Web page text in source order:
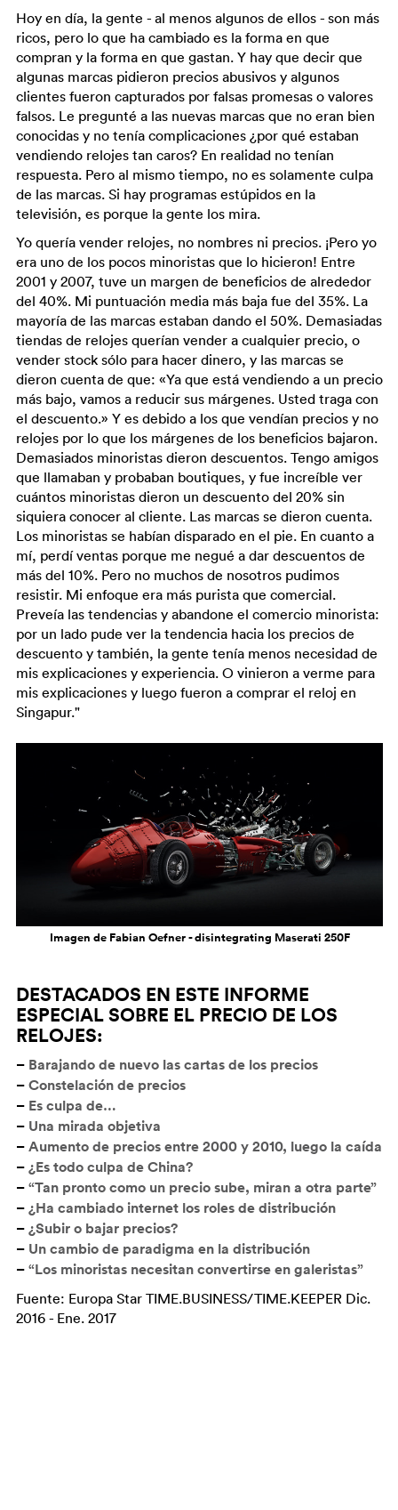
Hoy en día, la gente - al menos algunos de ellos - son más
ricos, pero lo que ha cambiado es la forma en que
compran y la forma en que gastan. Y hay que decir que
algunas marcas pidieron precios abusivos y algunos
clientes fueron capturados por falsas promesas o valores
falsos. Le pregunté a las nuevas marcas que no eran bien
conocidas y no tenía complicaciones ¿por qué estaban
vendiendo relojes tan caros? En realidad no tenían
respuesta. Pero al mismo tiempo, no es solamente culpa
de las marcas. Si hay programas estúpidos en la
televisión, es porque la gente los mira.
Yo quería vender relojes, no nombres ni precios. ¡Pero yo
era uno de los pocos minoristas que lo hicieron! Entre
2001 y 2007, tuve un margen de beneficios de alrededor
del 40%. Mi puntuación media más baja fue del 35%. La
mayoría de las marcas estaban dando el 50%. Demasiadas
tiendas de relojes querían vender a cualquier precio, o
vender stock sólo para hacer dinero, y las marcas se
dieron cuenta de que: «Ya que está vendiendo a un precio
más bajo, vamos a reducir sus márgenes. Usted traga con
el descuento.» Y es debido a los que vendían precios y no
relojes por lo que los márgenes de los beneficios bajaron.
Demasiados minoristas dieron descuentos. Tengo amigos
que llamaban y probaban boutiques, y fue increíble ver
cuántos minoristas dieron un descuento del 20% sin
siquiera conocer al cliente. Las marcas se dieron cuenta.
Los minoristas se habían disparado en el pie. En cuanto a
mí, perdí ventas porque me negué a dar descuentos de
más del 10%. Pero no muchos de nosotros pudimos
resistir. Mi enfoque era más purista que comercial.
Preveía las tendencias y abandone el comercio minorista:
por un lado pude ver la tendencia hacia los precios de
descuento y también, la gente tenía menos necesidad de
mis explicaciones y experiencia. O vinieron a verme para
mis explicaciones y luego fueron a comprar el reloj en
Singapur."
Imagen de Fabian Oefner - disintegrating Maserati 250F
DESTACADOS EN ESTE INFORME
ESPECIAL SOBRE EL PRECIO DE LOS
RELOJES:
– Barajando de nuevo las cartas de los precios
–Constelación de precios
– Es culpa de…
– Una mirada objetiva
–Aumento de precios entre 2000 y 2010, luego la caída
–¿Es todo culpa de China?
–“Tan pronto como un precio sube, miran a otra parte”
–¿Ha cambiado internet los roles de distribución
–¿Subir o bajar precios?
– Un cambio de paradigma en la distribución
–“Los minoristas necesitan convertirse en galeristas”
Fuente: Europa Star TIME.BUSINESS/TIME.KEEPER Dic.
2016 - Ene. 2017